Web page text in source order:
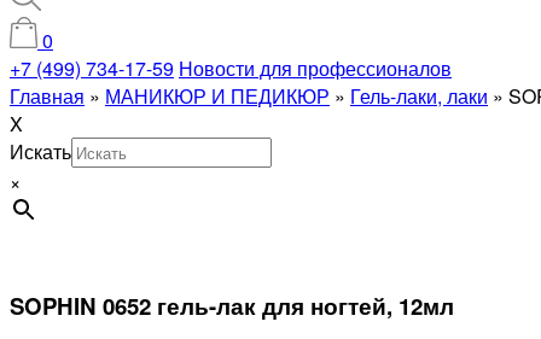
0
+7 (499) 734-17-59 Новости для профессионалов
Главная » МАНИКЮР И ПЕДИКЮР » Гель-лаки, лаки »
X
Искать
×
SOPHIN 0652 гель-лак для ногтей, 12мл